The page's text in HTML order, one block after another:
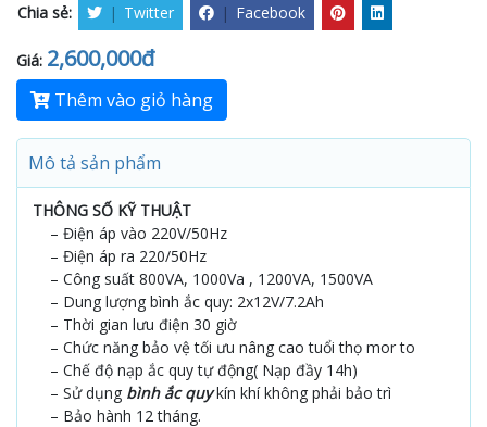
Chia sẻ: | Twitter | Facebook
Giá: 2,600,000đ
Thêm vào giỏ hàng
Mô tả sản phẩm
THÔNG SỐ KỸ THUẬT
– Điện áp vào 220V/50Hz
– Điện áp ra 220/50Hz
– Công suất 800VA, 1000Va , 1200VA, 1500VA
– Dung lượng bình ắc quy: 2x12V/7.2Ah
– Thời gian lưu điện 30 giờ
– Chức năng bảo vệ tối ưu nâng cao tuổi thọ mor to
– Chế độ nạp ắc quy tự động( Nạp đầy 14h)
– Sử dụng bình ắc quykín khí không phải bảo trì
– Bảo hành 12 tháng.